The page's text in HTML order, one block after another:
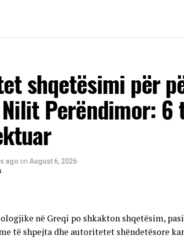
shqetësimi për
Perëndimor: 6
ago on August 6, 2026
në Greqi po shkakton shqetësim,
të shpejta dhe autoritetet shëndetësore